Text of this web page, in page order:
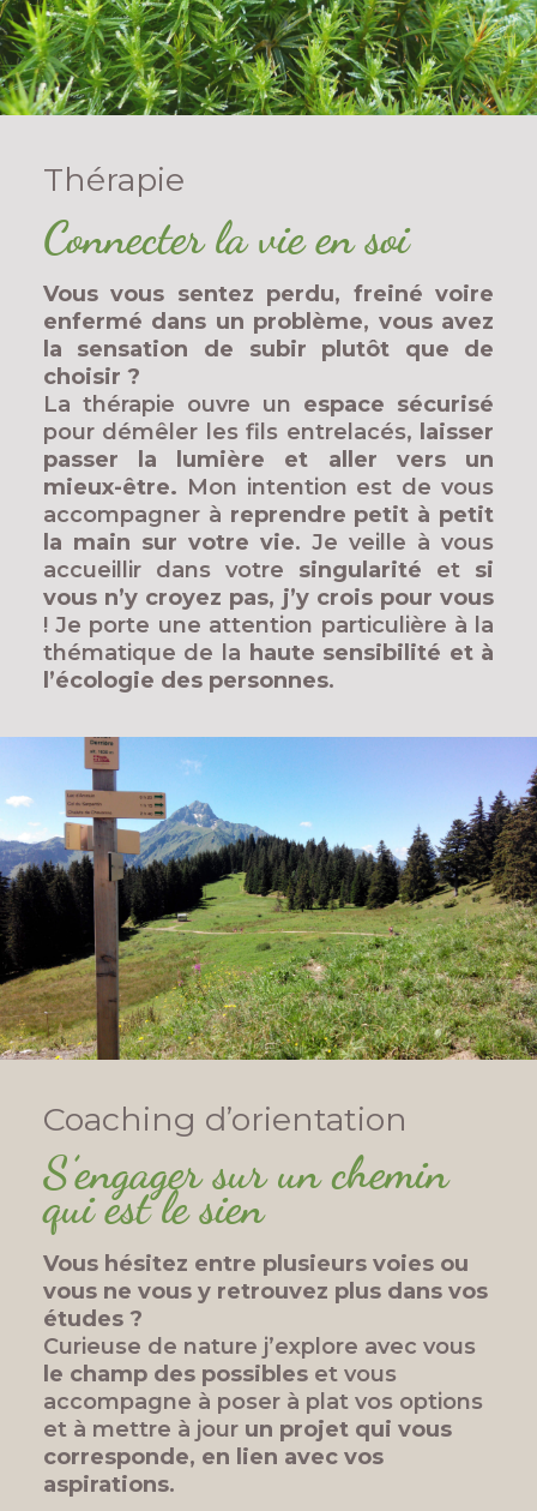
Thérapie
Connecter la vie en soi
Vous vous sentez perdu, freiné voire
enfermé dans un problème, vous avez
la sensation de subir plutôt que de
choisir ?
La thérapie ouvre un espace sécurisé
pour démêler les fils entrelacés, laisser
passer la lumière et aller vers un
mieux-être. Mon intention est de vous
accompagner à reprendre petit à petit
la main sur votre vie. Je veille à vous
accueillir dans votre singularité et si
vous n’y croyez pas, j’y crois pour vous
! Je porte une attention particulière à la
thématique de la haute sensibilité et à
l’écologie des personnes.
Coaching d’orientation
S’engager sur un chemin
qui est le sien
Vous hésitez entre plusieurs voies ou
vous ne vous y retrouvez plus dans vos
études ?
Curieuse de nature j’explore avec vous
le champ des possibleset vous
accompagne à poser à plat vos options
et à mettre à jour un projet qui vous
corresponde, en lien avec vos
aspirations.